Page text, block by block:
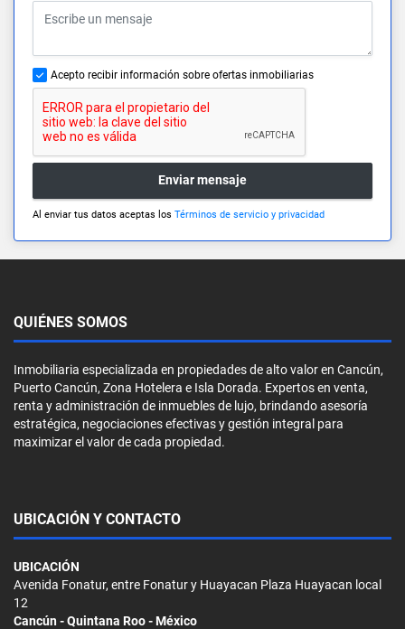
Acepto recibir información sobre ofertas inmobiliarias
Enviar mensaje
Al enviar tus datos aceptas los Términos de servicio y privacidad
QUIÉNES SOMOS
Inmobiliaria especializada en propiedades de alto valor en Cancún,
Puerto Cancún, Zona Hotelera e Isla Dorada. Expertos en venta,
renta y administración de inmuebles de lujo, brindando asesoría
estratégica, negociaciones efectivas y gestión integral para
maximizar el valor de cada propiedad.
UBICACIÓN Y CONTACTO
UBICACIÓN
Avenida Fonatur, entre Fonatur y Huayacan Plaza Huayacan local
12
Cancún - Quintana Roo - México